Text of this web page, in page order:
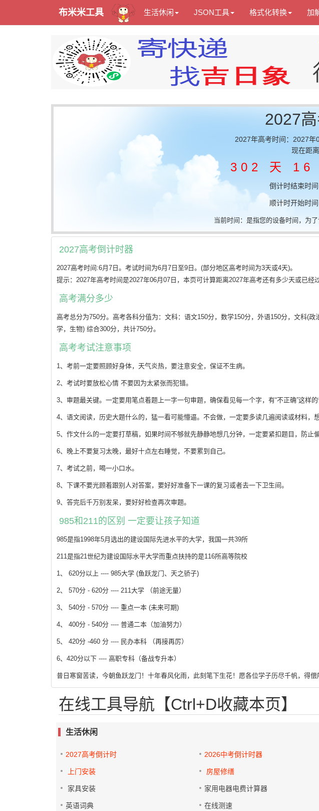
布米米工具 生活休闲 JSON工具 格式化转换 加
2027
2027年高考时间：2027
现在距
302 天 16
倒计时结束时
顺计时开始时
当前时间：是指您的设备时间，为
2027高考倒计时器
2027高考时间:6月7日。考试时间为6月7日至9日。(部分地区高考时间为3天或4天)。
提示：2027年高考时间是2027年06月07日，本页可计算距离2027年高考还有多少天或已经
高考满分多少
高考总分为750分。高考各科分值为：文科：语文150分，数学150分，外语150分，文科(
学，生物) 综合300分，共计750分。
高考考试注意事项
1、考前一定要照顾好身体，天气炎热，要注意安全，保证不生病。
2、考试时要放松心情 不要因为太紧张而犯错。
3、审题最关键。一定要用笔点着题上一字一句审题，确保看见每一个字，有“不正确”这样
4、语文阅读，历史大题什么的，猛一看可能懵逼。不会做，一定要多读几遍阅读或材料，
5、作文什么的一定要打草稿，如果时间不够就先静静地想几分钟，一定要紧扣题目，防止偏
6、晚上不要复习太晚，最好十点左右睡觉，不要累到自己。
7、考试之前，喝一小口水。
8、下课不要光顾着跟别人对答案，要好好准备下一课的复习或者去一下卫生间。
9、答完后千万别发呆，要好好检查再次审题。
985和211的区别 一定要让孩子知道
985是指1998年5月选出的建设国际先进水平的大学，我国一共39所
211是指21世纪为建设国际水平大学而重点扶持的是116所高等院校
1、 620分以上 ---- 985大学 (鱼跃龙门、天之骄子)
2、 570分 - 620分 ---- 211大学 （前途无量）
3、 540分 - 570分 ---- 重点一本 (未来可期)
4、 400分 - 540分 ---- 普通二本（加油努力）
5、 420分 -460 分 ---- 民办本科 （再接再厉）
6、420分以下 ---- 高职专科（备战专升本）
昔日寒窗苦读，今朝鱼跃龙门！十年春风化雨，此刻笔下生花！愿各位学子历尽千帆，得偿
在线工具导航【Ctrl+D收藏本页】
生活休闲
2027高考倒计时 2026中考倒计时器
上门安装 房屋修缮
家具安装 家用电器电费计算器
英语词典 在线测速